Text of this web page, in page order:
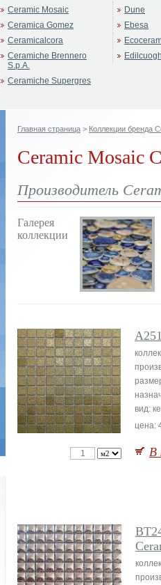
Ceramic Mosaic
Ceramica Gomez
Ceramicalcora
Ceramiche Brennero
S.p.A.
Ceramiche Supergres
Dune
Ebesa
Главная страница > Коллекции бренда
Ceramic Mosaic
Производитель
Галерея
коллекции
вид:
цена:
В